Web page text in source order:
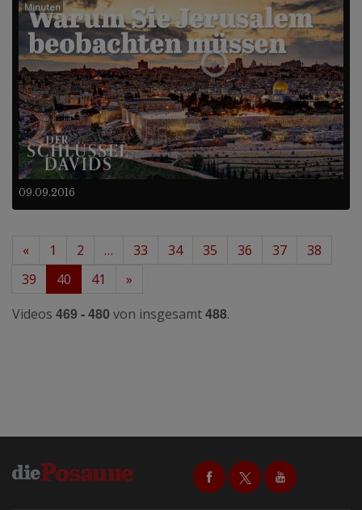
09.09.2016
Minuten
« 1 2 … 33 34 35 36 37
38
39
40 41
»
Videos 469 - 480 von insgesamt488.